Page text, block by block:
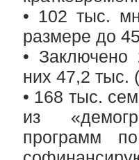
• 102 тыс.
размере до
• Заключено
них 47,2 тыс.
• 168 тыс.
из
программ